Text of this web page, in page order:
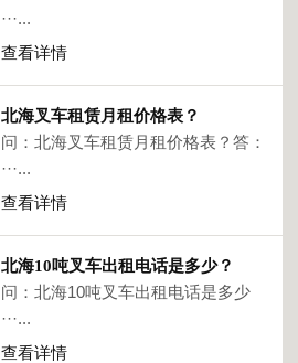
···...
查看详情
北海叉车租赁月租价格表？
问：北海叉车租赁月租价格表？答：
···...
查看详情
北海10吨叉车出租电话是多少？
问：北海10吨叉车出租电话是多少
···...
查看详情